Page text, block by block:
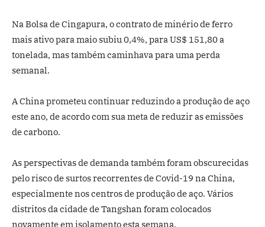
Na Bolsa de Cingapura, o contrato de minério de ferro
mais ativo para maio subiu 0,4%, para US$ 151,80 a
tonelada, mas também caminhava para uma perda
semanal.
A China prometeu continuar reduzindo a produção de aço
este ano, de acordo com sua meta de reduzir as emissões
de carbono.
As perspectivas de demanda também foram obscurecidas
pelo risco de surtos recorrentes de Covid-19 na China,
especialmente nos centros de produção de aço. Vários
distritos da cidade de Tangshan foram colocados
novamente em isolamento esta semana.